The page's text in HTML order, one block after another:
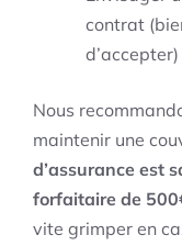
contrat
d’accepter)
Nous
maintenir une
d’assurance est
forfaitaire de
vite grimper en